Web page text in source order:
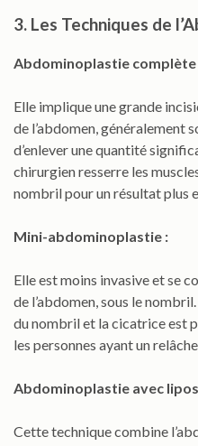
3. Les Techniques de
Abdominoplastie complète
Elle implique une grande
de l’abdomen, généralement
d’enlever une quantité
chirurgien resserre les
nombril pour un résultat plus
Mini-abdominoplastie :
Elle est moins invasive et se
de l’abdomen, sous le
du nombril et la cicatrice est
les personnes ayant un
Abdominoplastie avec
Cette technique combine